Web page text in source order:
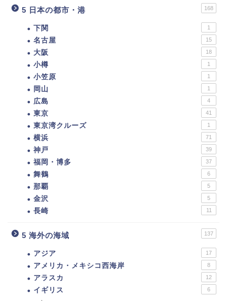
5 日本の都市・港 168
下関 1
名古屋 15
大阪 18
小樽 1
小笠原 1
岡山 1
広島 4
東京 41
東京湾クルーズ 1
横浜 71
神戸 39
福岡・博多 37
舞鶴 6
那覇 5
金沢 5
長崎 11
5 海外の海域 137
アジア 17
アメリカ・メキシコ西海岸 8
アラスカ 12
イギリス 6